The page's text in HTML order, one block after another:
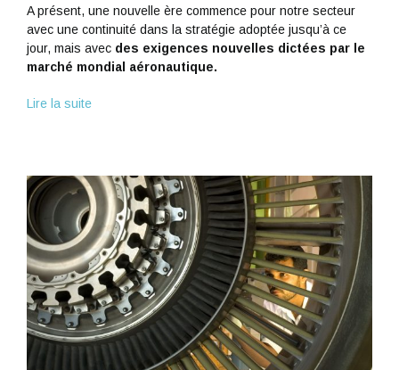
A présent, une nouvelle ère commence pour notre secteur
avec une continuité dans la stratégie adoptée jusqu’à ce
jour, mais avec des exigences nouvelles dictées par le
marché mondial aéronautique.
Lire la suite